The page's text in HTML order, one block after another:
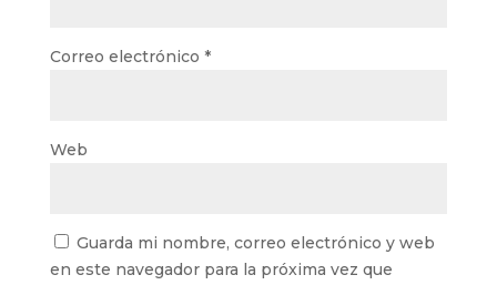
Correo electrónico *
Web
Guarda mi nombre, correo electrónico y web
en este navegador para la próxima vez que